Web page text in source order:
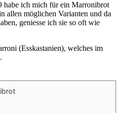
habe ich mich für ein Marronibrot
allen möglichen Varianten und da
geniesse ich sie so oft wie